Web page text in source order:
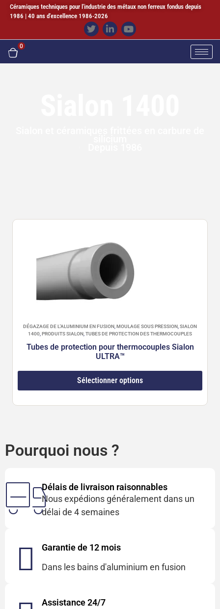
Céramiques techniques pour l'industrie des métaux non ferreux fondus depuis
1986 | 40 ans d'excellence 1986-2026
0
DÉGAZAGE DE L'ALUMINIUM EN FUSION MOULAGE SOUS PRESSION SIALON
1400 PRODUITS SIALON TUBES DE PROTECTION DES THERMOCOUPLES
Tubes de protection pour thermocouples Sialon
ULTRA™
Sélectionner options
Pourquoi nous ?
Délais de livraison raisonnables
Nous expédions généralement dans un
délai de 4 semaines
Garantie de 12 mois
Dans les bains d'aluminium en fusion
Assistance 24/7